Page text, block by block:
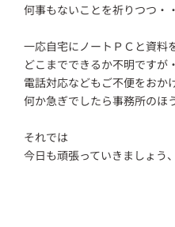
何事もないことを祈りつつ・
一応自宅にノートＰＣと資料
どこまでできるか不明ですが
電話対応などもご不便をおか
何か急ぎでしたら事務所のほ
それでは
今日も頑張っていきましょう